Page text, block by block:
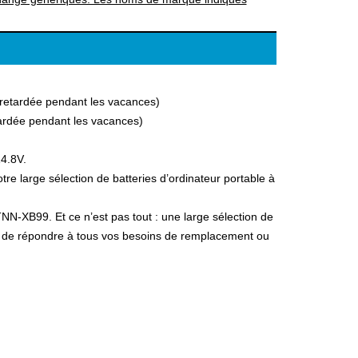
pendant les vacances)
pendant les vacances)
large sélection de batteries d’ordinateur portable à
XB99. Et ce n’est pas tout : une large sélection de
répondre à tous vos besoins de remplacement ou